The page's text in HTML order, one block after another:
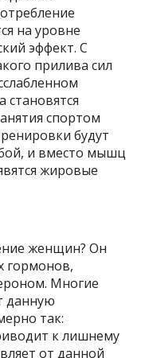
на уровне
эффект. С
прилива сил
становятся
спортом
будут
и вместо мышц
жировые
женщин? Он
гормонов,
Многие
данную
так:
к лишнему
от данной